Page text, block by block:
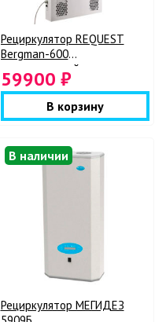
Рециркулятор REQUEST
Bergman-600
промышленный
59900 ₽
В корзину
В наличии
Рециркулятор МЕГИДЕЗ